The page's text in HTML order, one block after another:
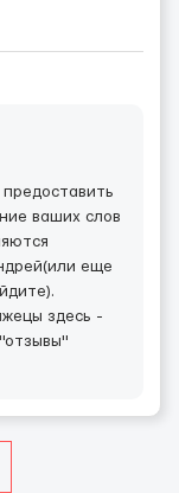
ваших слов
еще
здесь -